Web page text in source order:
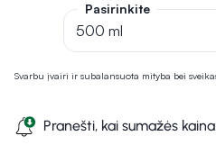
Svarbu įvairi ir subalansuota mityba bei
Pranešti, kai sumažės kaina
Pasirinkite
500 ml